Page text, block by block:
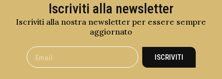
Iscriviti alla newsletter
Iscriviti alla nostra newsletter per essere sempre
aggiornato
ISCRIVITI